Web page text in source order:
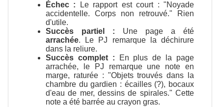
Échec : Le rapport est court : "Noyade
accidentelle. Corps non retrouvé." Rien
d'utile.
Succès partiel : Une page a été
arrachée. Le PJ remarque la déchirure
dans la reliure.
Succès complet : En plus de la page
arrachée, le PJ remarque une note en
marge, raturée : "Objets trouvés dans la
chambre du gardien : écailles (?), bocaux
d'eau de mer, dessins de spirales." Cette
note a été barrée au crayon gras.